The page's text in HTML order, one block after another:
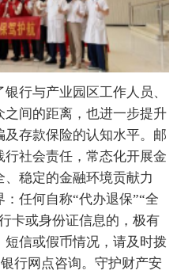
与产业园区工作人员、
间的距离，也进一步提升
存款保险的认知水平。邮
社会责任，常态化开展金
稳定的金融环境贡献力
任何自称“代办退保”“全
卡或身份证信息的，极有
信或假币情况，请及时拨
行网点咨询。守护财产安